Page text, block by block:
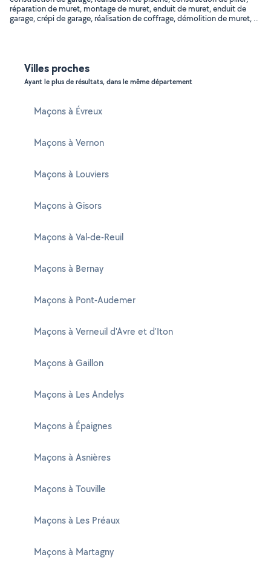
réparation de muret, montage de muret, enduit de muret, enduit de
garage, crépi de garage, réalisation de coffrage, démolition de muret, ..
Villes proches
Ayant le plus de résultats, dans le même département
Maçons à Évreux
Maçons à Vernon
Maçons à Louviers
Maçons à Gisors
Maçons à Val-de-Reuil
Maçons à Bernay
Maçons à Pont-Audemer
Maçons à Verneuil d'Avre et d'Iton
Maçons à Gaillon
Maçons à Les Andelys
Maçons à Épaignes
Maçons à Asnières
Maçons à Touville
Maçons à Les Préaux
Maçons à Martagny